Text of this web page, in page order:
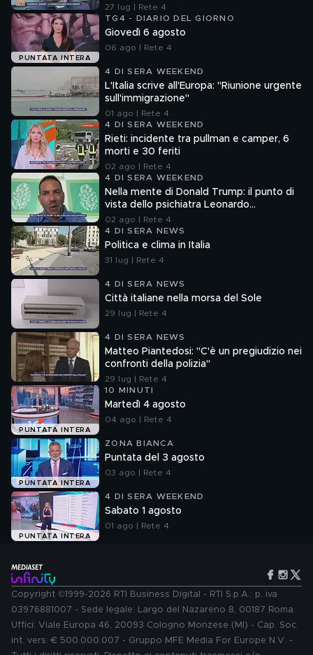
"Ossessionato e bugiardo"
27 lug | Rete 4
PUNTATA INTERA
TG4 - DIARIO DEL GIORNO
Giovedì 6 agosto
06 ago | Rete 4
4 DI SERA WEEKEND
L'Italia scrive all'Europa: "Riunione urgente
sull'immigrazione"
01 ago | Rete 4
4 DI SERA WEEKEND
Rieti: incidente tra pullman e camper, 6
morti e 30 feriti
02 ago | Rete 4
4 DI SERA WEEKEND
Nella mente di Donald Trump: il punto di
vista dello psichiatra Leonardo
Mendolicchio
02 ago | Rete 4
4 DI SERA NEWS
Politica e clima in Italia
31 lug | Rete 4
4 DI SERA NEWS
Città italiane nella morsa del Sole
29 lug | Rete 4
4 DI SERA NEWS
Matteo Piantedosi: "C'è un pregiudizio nei
confronti della polizia"
29 lug | Rete 4
PUNTATA INTERA
10 MINUTI
Martedì 4 agosto
04 ago | Rete 4
PUNTATA INTERA
ZONA BIANCA
Puntata del 3 agosto
03 ago | Rete 4
PUNTATA INTERA
4 DI SERA WEEKEND
Sabato 1 agosto
01 ago | Rete 4
Copyright ©1999-2026 RTI Business Digital - RTI S.p.A.: p. iva
03976881007 - Sede legale: Largo del Nazareno 8, 00187 Roma.
Uffici: Viale Europa 46, 20093 Cologno Monzese (MI) - Cap. Soc.
int. vers. € 500.000.007 - Gruppo MFE Media For Europe N.V. -